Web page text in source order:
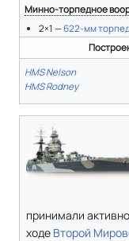
Минно-торпедное
2×1 —622-мм
HMS Nelson
HMS Rodney
принимали
ходе Второй